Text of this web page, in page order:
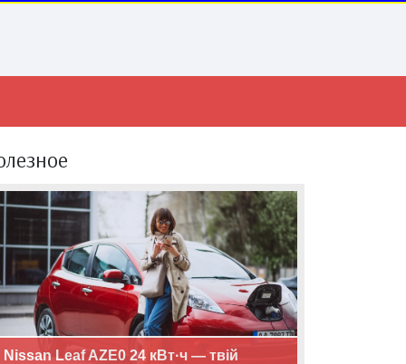
Nissan Leaf AZE0 24 кВт·ч — твій